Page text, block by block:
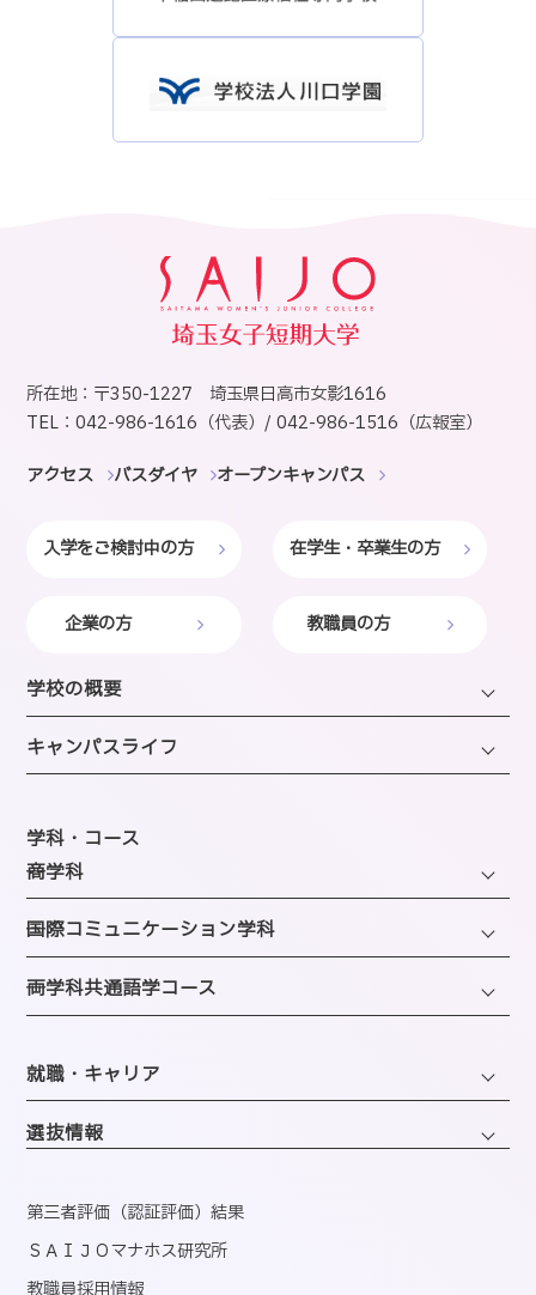
所在地：〒350-1227 埼玉県日高市女影1616
TEL：042-986-1616（代表）/ 042-986-1516（広報室）
アクセス バスダイヤ オープンキャンパス
入学をご検討中の方 在学生・卒業生の方
企業の方 教職員の方
学校の概要
学長・理事長挨拶
建学の精神・沿革・校歌
SAIJOの特徴
選ばれる理由
アクセス
キャンパスライフ
年間スケジュール
施設のご紹介
図書館
クラブ＆サークルのご案内
海外留学制度
学科・コース
─商学科
ファッション・トレンドコース
ビューティーホスピタリティコース
経営・マーケティングコース
情報・AIライフコース
医療事務コンピュータコース
─国際コミュニケーション学科
観光・エンターテインメントコース
企画・地域ブランディングコース
ホテル・ホスピタリティコース
エアライン・ホスピタリティコース
ブライダル・コーディネートコース
─両学科共通語学コース
韓国語コミュニケーションコース
就職・キャリア
キャリアサポートセンター
資格取得
国内インターンシップ・課外研修
産官学連携
選抜情報
第三者評価（認証評価）結果
ＳＡＩＪＯマナホス研究所
教職員採用情報